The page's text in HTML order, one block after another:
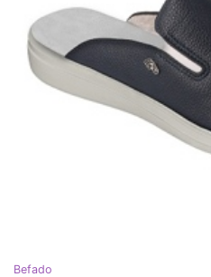
Befado